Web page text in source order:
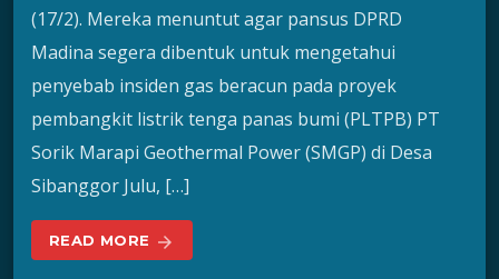
(17/2). Mereka menuntut agar pansus DPRD
Madina segera dibentuk untuk mengetahui
penyebab insiden gas beracun pada proyek
pembangkit listrik tenga panas bumi (PLTPB) PT
Sorik Marapi Geothermal Power (SMGP) di Desa
Sibanggor Julu, […]
READ MORE arrow_forward